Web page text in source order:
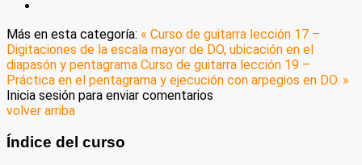
Más en esta categoría: « Curso de guitarra lección 17 –
Digitaciones de la escala mayor de DO, ubicación en el
diapasón y pentagrama Curso de guitarra lección 19 –
Práctica en el pentagrama y ejecución con arpegios en DO. »
Inicia sesión para enviar comentarios
volver arriba
Índice del curso